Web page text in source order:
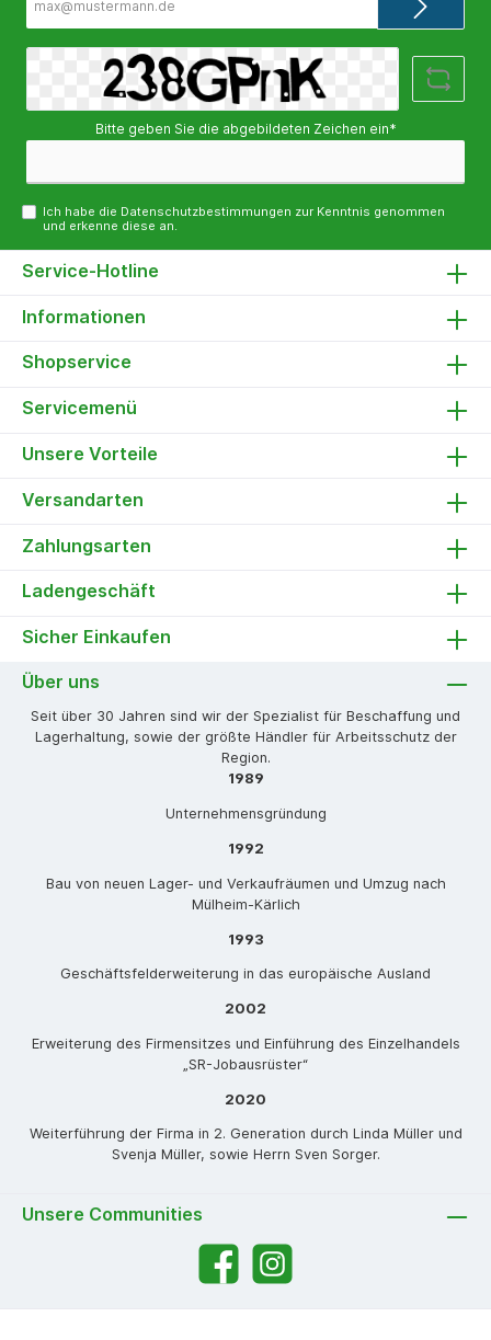
Adresse*
Bitte geben Sie die abgebildeten Zeichen ein*
Ich habe die Datenschutzbestimmungen zur Kenntnis genommen
und erkenne diese an.
Service-Hotline
Informationen
Shopservice
Servicemenü
Unsere Vorteile
Versandarten
Zahlungsarten
Ladengeschäft
Sicher Einkaufen
Über uns
Seit über 30 Jahren sind wir der Spezialist für Beschaffung und
Lagerhaltung, sowie der größte Händler für Arbeitsschutz der
Region.
1989
Unternehmensgründung
1992
Bau von neuen Lager- und Verkaufräumen und Umzug nach
Mülheim-Kärlich
1993
Geschäftsfelderweiterung in das europäische Ausland
2002
Erweiterung des Firmensitzes und Einführung des Einzelhandels
„SR-Jobausrüster“
2020
Weiterführung der Firma in 2. Generation durch Linda Müller und
Svenja Müller, sowie Herrn Sven Sorger.
Unsere Communities